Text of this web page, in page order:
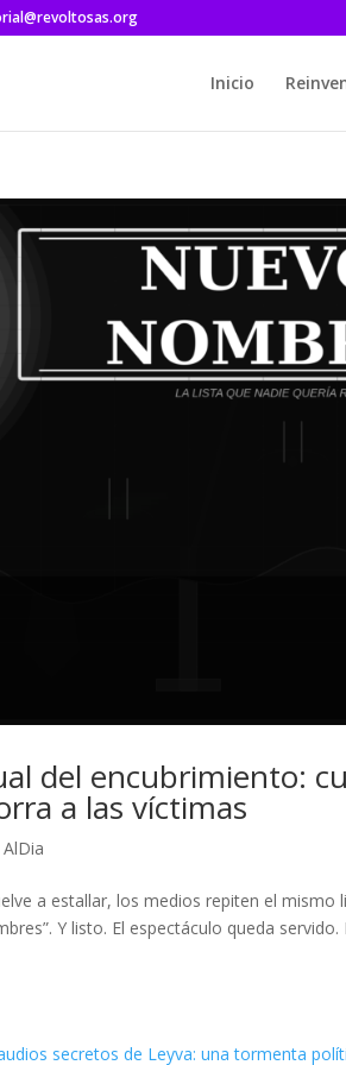
Inicio
del encubrimiento:
a las víctimas
AlDia
a estallar, los medios repiten el mismo
Y listo. El espectáculo queda